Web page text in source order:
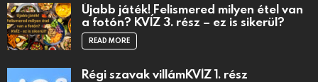
Újabb játék! Felismered milyen étel van
a fotón? KVÍZ 3. rész – ez is sikerül?
READ MORE
Régi szavak villámKVÍZ 1. rész